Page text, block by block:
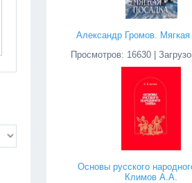
Александр Громов. Мягкая
Просмотров: 16630|
Основы русского
Климов А.А.